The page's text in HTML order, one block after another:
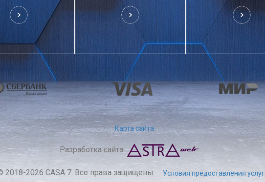
Карта сайта
Разработка сайта
2018-2026 CASA 7. Все права защищены Условия предоставления услуг